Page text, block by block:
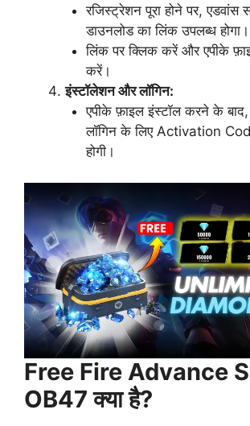
रजिस्ट्रेशन पूरा होने पर, एडवांस
डाउनलोड का लिंक उपलब्ध होगा।
लिंक पर क्लिक करें और एपीके
करें।
इंस्टॉलेशन और लॉगिन:
एपीके फ़ाइल इंस्टॉल करने के
लॉगिन के लिए Activation
होगी।
Free Fire Advance
OB47 क्या है?